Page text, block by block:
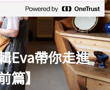
Eva帶你走進
篇】